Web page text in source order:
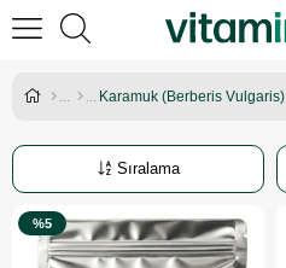
Karamuk (Berberis Vulgaris)
Sıralama
%5